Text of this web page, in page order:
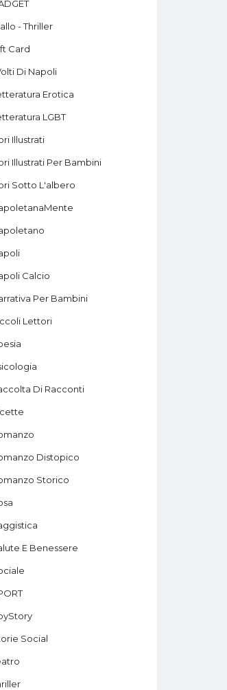
- Thriller
Card
Di Napoli
Erotica
LGBT
Illustrati
Illustrati Per Bambini
Sotto L'albero
Calcio
Per Bambini
Lettori
Di Racconti
Distopico
Storico
E Benessere
Social